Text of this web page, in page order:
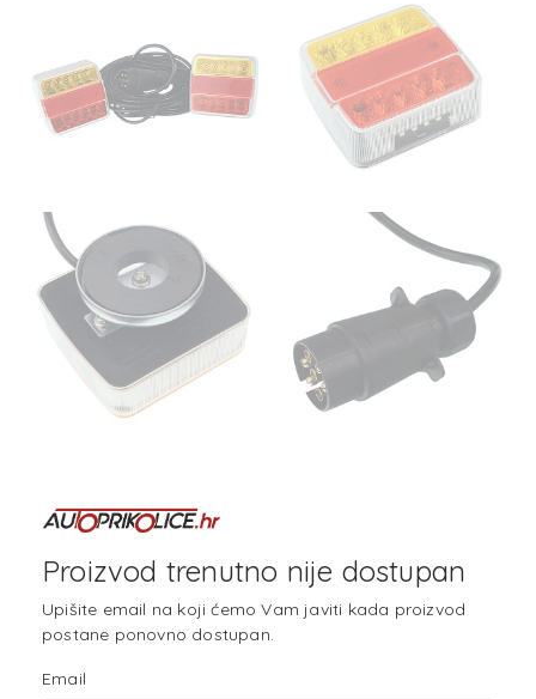
Proizvod trenutno nije dostupan
Upišite email na koji ćemo Vam javiti kada proizvod
postane ponovno dostupan.
Email